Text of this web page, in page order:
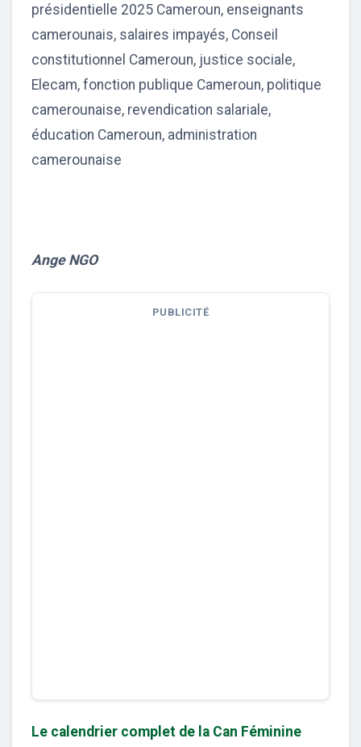
présidentielle 2025 Cameroun, enseignants
camerounais, salaires impayés, Conseil
constitutionnel Cameroun, justice sociale,
Elecam, fonction publique Cameroun, politique
camerounaise, revendication salariale,
éducation Cameroun, administration
camerounaise
Ange NGO
PUBLICITÉ
Le calendrier complet de la Can Féminine